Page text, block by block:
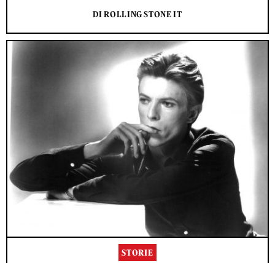
DI ROLLING STONE IT
STORIE